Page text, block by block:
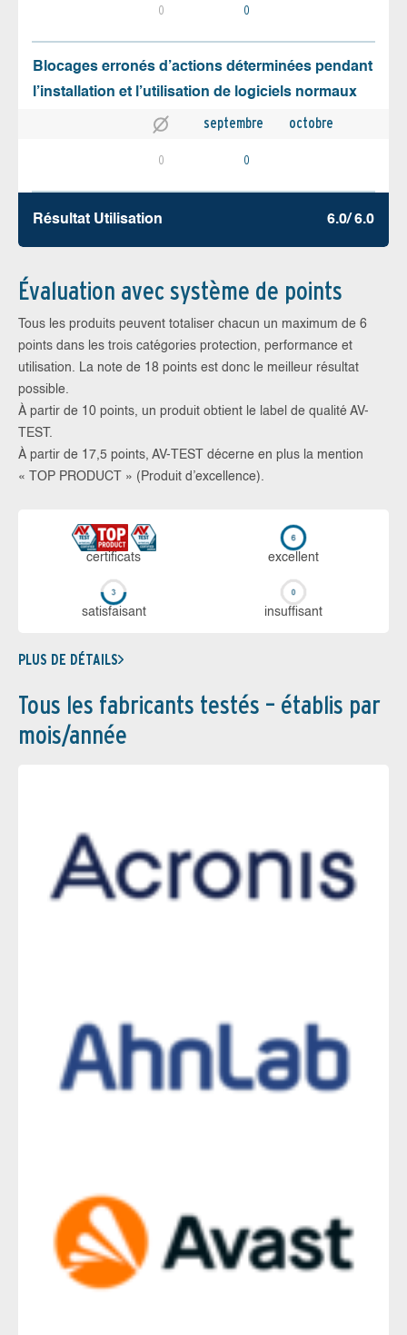
0 0
Blocages erronés d’actions déterminées pendant
l’installation et l’utilisation de logiciels normaux
septembre octobre
0 0
Résultat Utilisation 6.0/ 6.0
Évaluation avec système de points
Tous les produits peuvent totaliser chacun un maximum de 6
points dans les trois catégories protection, performance et
utilisation. La note de 18 points est donc le meilleur résultat
possible.
À partir de 10 points, un produit obtient le label de qualité AV-
TEST.
À partir de 17,5 points, AV-TEST décerne en plus la mention
« TOP PRODUCT » (Produit d’excellence).
certi­ficats ex­cellent
sa­tis­fai­sant in­suf­fi­sant
PLUS DE DÉTAILS
Tous les fabricants testés – établis par
mois/année